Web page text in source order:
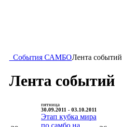
События САМБОЛента событий
Лента событий
пятница
30.09.2011 - 03.10.2011
Этап кубка мира
по самбо на